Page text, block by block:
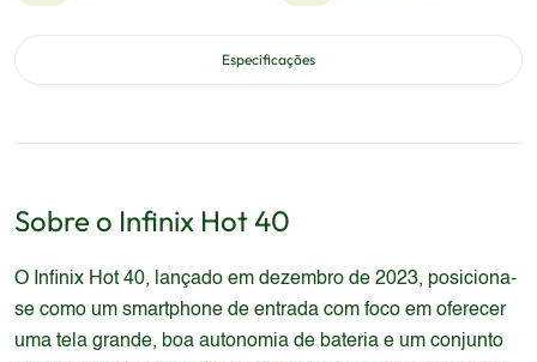
Especificações
Sobre o Infinix Hot 40
O Infinix Hot 40, lançado em dezembro de 2023, posiciona-
se como um smartphone de entrada com foco em oferecer
uma tela grande, boa autonomia de bateria e um conjunto